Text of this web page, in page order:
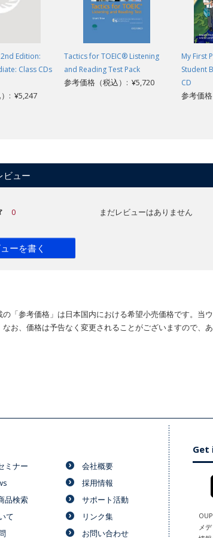
Edition:
Class CDs
: ¥5,247
Tactics for TOEIC® Listening
and Reading Test Pack
参考価格（税込）: ¥5,720
My First
Student
CD
参考価
ビュー
0
ーを書く
まだレビューはありません
の「参考価格」は日本国内における希望小売価格です。
お、価格は予告なく変更されることがございますので、あ
ミナー
品検索
て
会社概要
採用情報
サポート活動
リンク集
お問い合わせ
Get
メ